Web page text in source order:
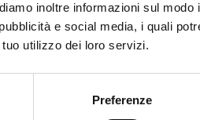
inoltre informazioni sul
e social media, i quali
utilizzo dei loro servizi.
Preferenze